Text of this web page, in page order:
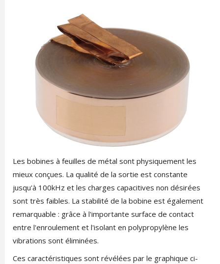
Les bobines à feuilles de métal sont physiquement les
mieux conçues. La qualité de la sortie est constante
jusqu'à 100kHz et les charges capacitives non désirées
sont très faibles. La stabilité de la bobine est également
remarquable : grâce à l'importante surface de contact
entre l'enroulement et l'isolant en polypropylène les
vibrations sont éliminées.
Ces caractéristiques sont révélées par le graphique ci-